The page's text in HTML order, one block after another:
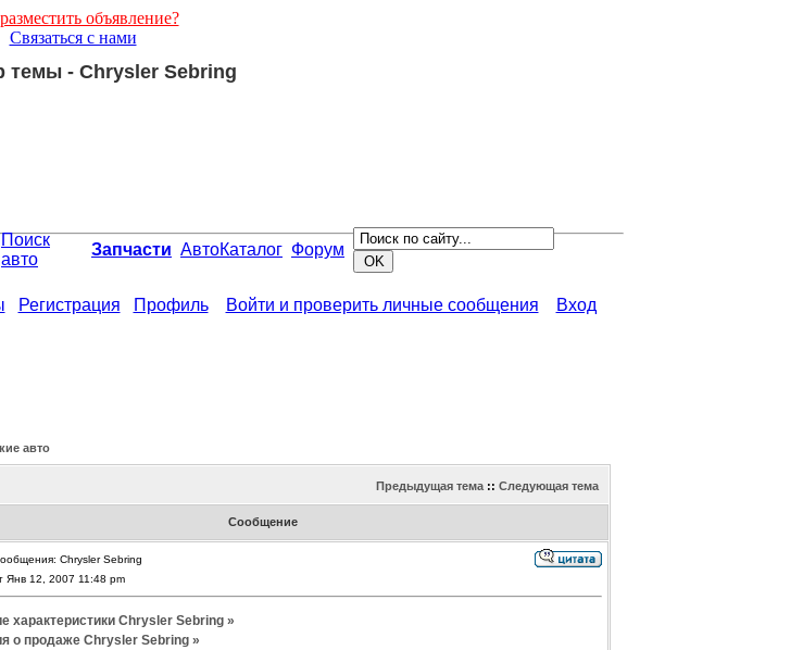
объявление?
Связаться с нами
темы - Chrysler Sebring
Поиск
авто
Запчасти АвтоКаталог Форум
Регистрация Профиль Войти и проверить личные сообщения Вход
авто
Предыдущая тема:: Следующая тема
Сообщение
Chrysler Sebring
Янв 12, 2007 11:48 pm
характеристики Chrysler Sebring »
о продаже Chrysler Sebring »